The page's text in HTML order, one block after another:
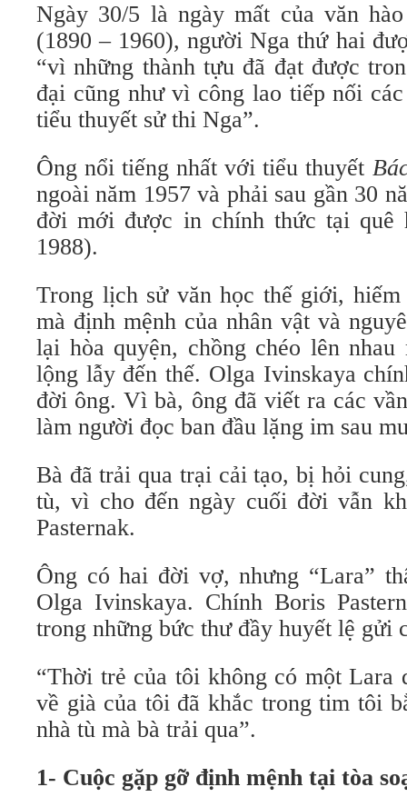
Ngày 30/5 là ngày mất của văn
(1890 – 1960), người Nga thứ hai
“vì những thành tựu đã đạt được
đại cũng như vì công lao tiếp nối
tiểu thuyết sử thi Nga”.
Ông nổi tiếng nhất với tiểu thuyết
ngoài năm 1957 và phải sau gần 30
đời mới được in chính thức tại quê
1988).
Trong lịch sử văn học thế giới,
mà định mệnh của nhân vật và
lại hòa quyện, chồng chéo lên
lộng lẫy đến thế. Olga Ivinskaya
đời ông. Vì bà, ông đã viết ra các
làm người đọc ban đầu lặng im sau
Bà đã trải qua trại cải tạo, bị hỏi
tù, vì cho đến ngày cuối đời vẫn
Pasternak.
Ông có hai đời vợ, nhưng “Lara”
Olga Ivinskaya. Chính Boris
trong những bức thư đầy huyết lệ gửi
“Thời trẻ của tôi không có một Lara
về già của tôi đã khắc trong tim tôi
nhà tù mà bà trải qua”.
1- Cuộc gặp gỡ định mệnh tại tòa